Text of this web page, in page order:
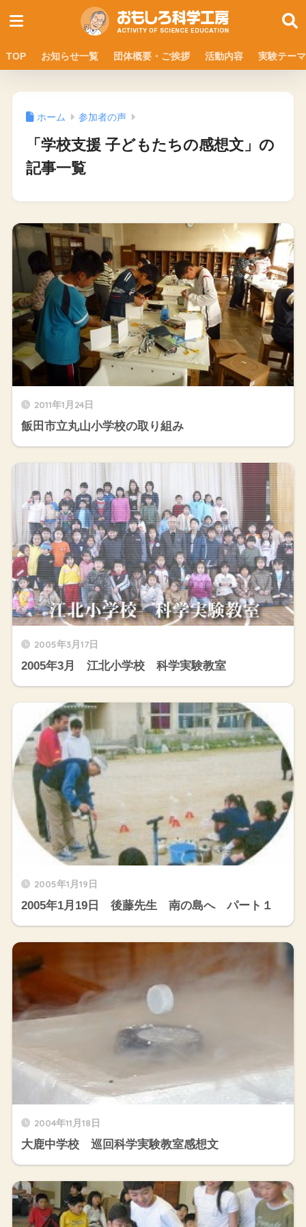
TOP お知らせ一覧 団体概要・ご挨拶 活動内容 実験テーマ
ホーム 参加者の声
「学校支援 子どもたちの感想文」の
記事一覧
2011年1月24日
飯田市立丸山小学校の取り組み
2005年3月17日
2005年3月 江北小学校 科学実験教室
2005年1月19日
2005年1月19日 後藤先生 南の島へ パート１
2004年11月18日
大鹿中学校 巡回科学実験教室感想文